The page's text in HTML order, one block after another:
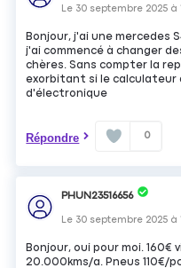
Le 30 septembre 2025 à
Bonjour, j'ai une mercedes
j'ai commencé à changer
chères. Sans compter la
exorbitant si le calculateur
d'électronique
Répondre 0
PHUN23516656
Le 30 septembre 2025 à
Bonjour, oui pour moi. 160€
20.000kms/a. Pneus 110€/